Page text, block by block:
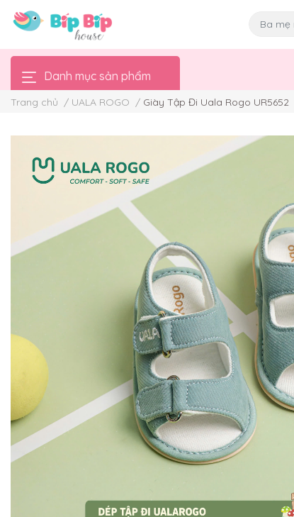
Danh mục sản phẩm
Trang chủ / UALA ROGO / Giày Tập Đi Uala Rogo UR5652